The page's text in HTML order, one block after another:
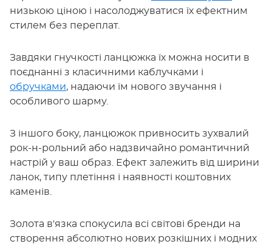
низькою ціною і насолоджуватися їх ефектним
стилем без переплат.
Завдяки гнучкості ланцюжка їх можна носити в
поєднанні з класичними каблучками і
обручками, надаючи їм нового звучання і
особливого шарму.
З іншого боку, ланцюжок привносить зухвалий
рок-н-рольний або надзвичайно романтичний
настрій у ваш образ. Ефект залежить від ширини
ланок, типу плетіння і наявності коштовних
каменів.
Золота в'язка спокусила всі світові бренди на
створення абсолютно нових розкішних і модних